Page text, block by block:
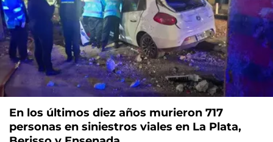
En los últimos diez años murieron 717
personas en siniestros viales en La Plata,